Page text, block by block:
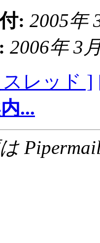
: 2005年
2006年 3
レッド ]
...